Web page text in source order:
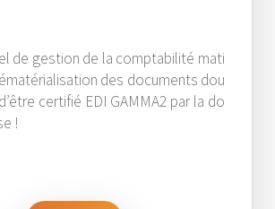
de gestion de la comptabilité mati
des documents dou
certifié EDI GAMMA2 par la do
!